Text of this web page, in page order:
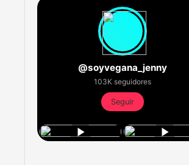
@soyvegana_jenny
103K seguidores
Seguir